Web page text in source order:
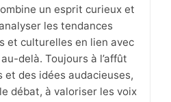
un esprit curieux et
les tendances
et culturelles en lien avec
delà. Toujours à l’affût
des idées audacieuses,
débat, à valoriser les voix